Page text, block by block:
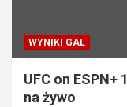
WYNIKI GAL
UFC on
na żywo